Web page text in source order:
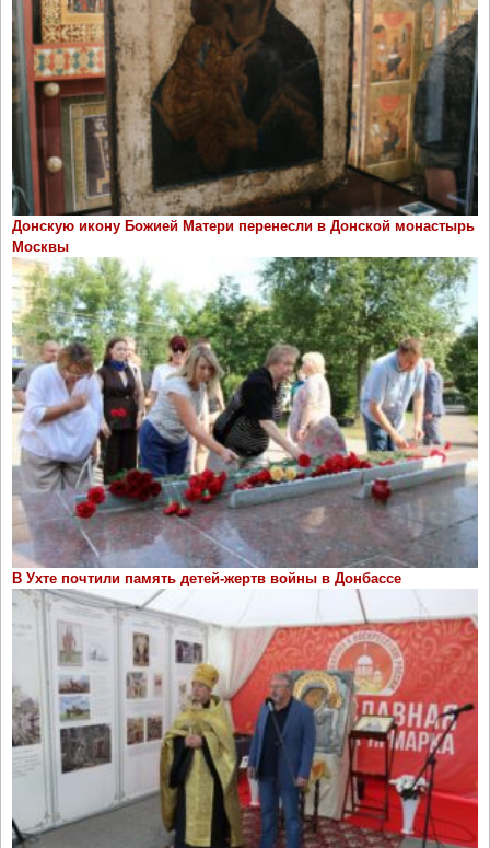
Донскую икону Божией Матери перенесли в Донской монастырь
Москвы
В Ухте почтили память детей-жертв войны в Донбассе